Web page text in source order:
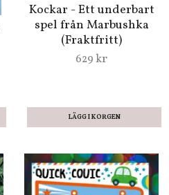
Kockar - Ett underbart
spel från Marbushka
(Fraktfritt)
629 kr